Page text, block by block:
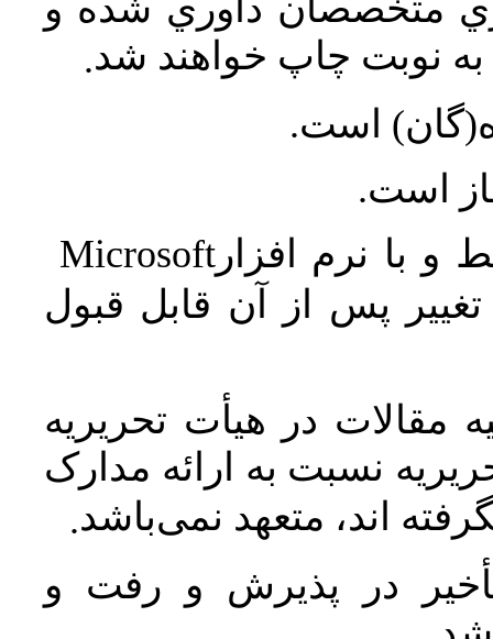
متخصصان داوري شده و
نوبت چاپ خواهند شد.
است.
است.
و با نرم افزارMicrosoft
پس از آن قابل قبول
مقالات در هیأت تحریریه
نسبت به ارائه مدارک
اند، متعهد نمی‌باشد.
در پذیرش و رفت و